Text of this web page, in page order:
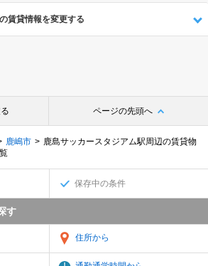
賃貸情報を変更する
ページの先頭へ
鹿嶋市
鹿島サッカースタジアム駅周辺の賃貸物
保存中の条件
す
住所から